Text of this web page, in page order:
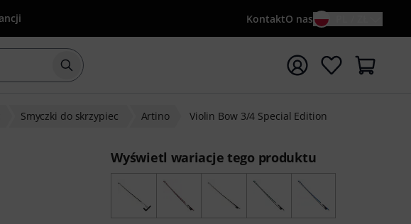
KontaktO nas
Rozpocznij wyszukiwanie od słowa kluczowego {searchTerm}
Smyczki do skrzypiec Artino Violin Bow 3/4 Special Edition
Wyświetl wariacje tego produktu